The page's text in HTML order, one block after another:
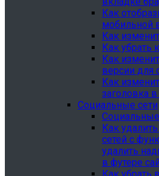
Как
мобильной
Как
Как убрать
Как
версии для
Как
заголовка
Социальные сети
Как
сетей с
удалить
в футере